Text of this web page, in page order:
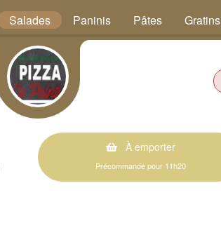
Salades Paninis Pâtes Gratins
À emporter
Précommande pour 11h20